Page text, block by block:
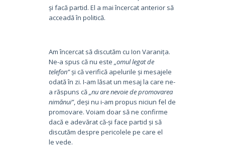
și facă partid. El a mai încercat anterior să
acceadă în politică.
Am încercat să discutăm cu Ion Varanița.
Ne-a spus că nu este „omul legat de
telefon”și că verifică apelurile și mesajele
odată în zi. I-am lăsat un mesaj la care ne-
a răspuns că„nu are nevoie de promovarea
nimănui”, deși nu i-am propus niciun fel de
promovare. Voiam doar să ne confirme
dacă e adevărat că-și face partid și să
discutăm despre pericolele pe care el
le vede.